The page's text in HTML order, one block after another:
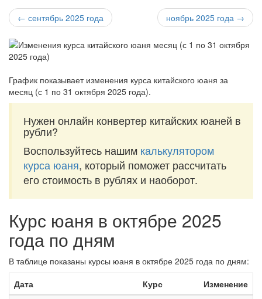
← сентябрь 2025 года ноябрь 2025 года →
График показывает изменения курса китайского юаня за
месяц (с 1 по 31 октября 2025 года).
Нужен онлайн конвертер китайских юаней в
рубли?
Воспользуйтесь нашим калькулятором
курса юаня, который поможет рассчитать
его стоимость в рублях и наоборот.
Курс юаня в октябре 2025
года по дням
В таблице показаны курсы юаня в октябре 2025 года по дням:
Дата
Курс Изменение